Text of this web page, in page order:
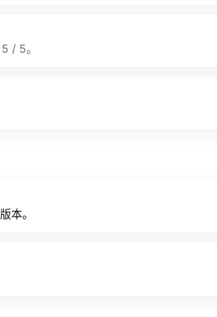
/ 5。
本。